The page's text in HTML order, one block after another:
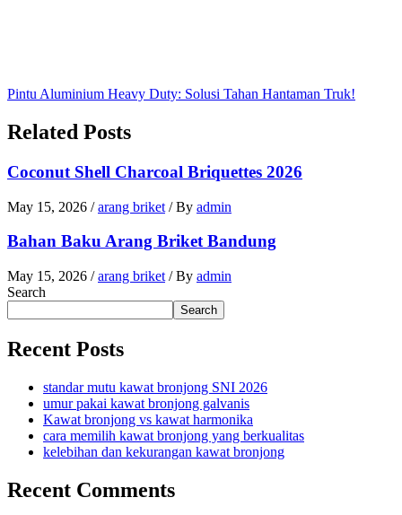
Pintu Aluminium Heavy Duty: Solusi Tahan Hantaman Truk!
Related Posts
Coconut Shell Charcoal Briquettes 2026
May 15, 2026 /arang briket / By admin
Bahan Baku Arang Briket Bandung
May 15, 2026 /arang briket / By admin
Search
Search
Recent Posts
standar mutu kawat bronjong SNI 2026
umur pakai kawat bronjong galvanis
Kawat bronjong vs kawat harmonika
cara memilih kawat bronjong yang berkualitas
kelebihan dan kekurangan kawat bronjong
Recent Comments